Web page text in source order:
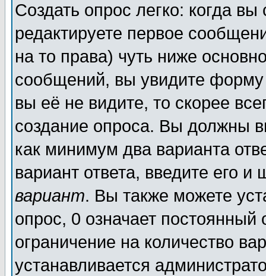
Создать опрос легко: когда
редактируете первое
на то права) чуть ниже
сообщений, вы увидите
вы её не видите, то скорее
создание опроса. Вы должны
как минимум два варианта
вариант ответа, введите его
вариант. Вы также можете
опрос, 0 означает постоянный
ограничение на количество
устанавливается